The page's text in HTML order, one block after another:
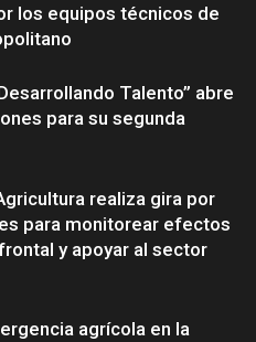
los equipos técnicos de
Talento” abre
para su segunda
realiza gira por
para monitorear efectos
y apoyar al sector
agrícola en la